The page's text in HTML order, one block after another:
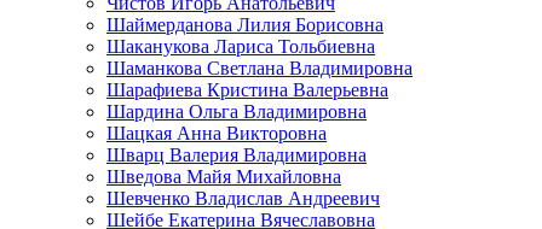
Шаймерданова Лилия Борисовна
Шаканукова Лариса Тольбиевна
Шаманкова Светлана Владимировна
Шарафиева Кристина Валерьевна
Шардина Ольга Владимировна
Шацкая Анна Викторовна
Шварц Валерия Владимировна
Шведова Майя Михайловна
Шевченко Владислав Андреевич
Шейбе Екатерина Вячеславовна